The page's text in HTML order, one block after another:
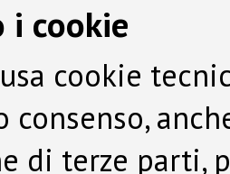
i cookie
cookie
consenso,
di terze parti,